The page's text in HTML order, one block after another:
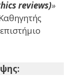
reviews)»